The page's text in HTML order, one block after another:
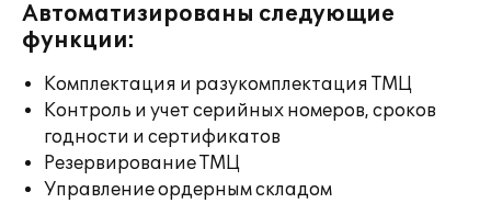
Автоматизированы следующие
функции:
Комплектация и разукомплектация ТМЦ
Контроль и учет серийных номеров, сроков
годности и сертификатов
Резервирование ТМЦ
Управление ордерным складом